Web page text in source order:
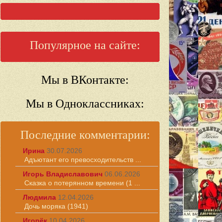
Популярное на сайте:
Мы в ВКонтакте:
Мы в Одноклассниках:
Последние комментарии:
Ирина 30.07.2026
Адъютант его превосходительств ...
Игорь Владиславович 06.06.2026
Сказка о потерянном времени (1 ...
Людмила 12.04.2026
Дочь моряка (1941)